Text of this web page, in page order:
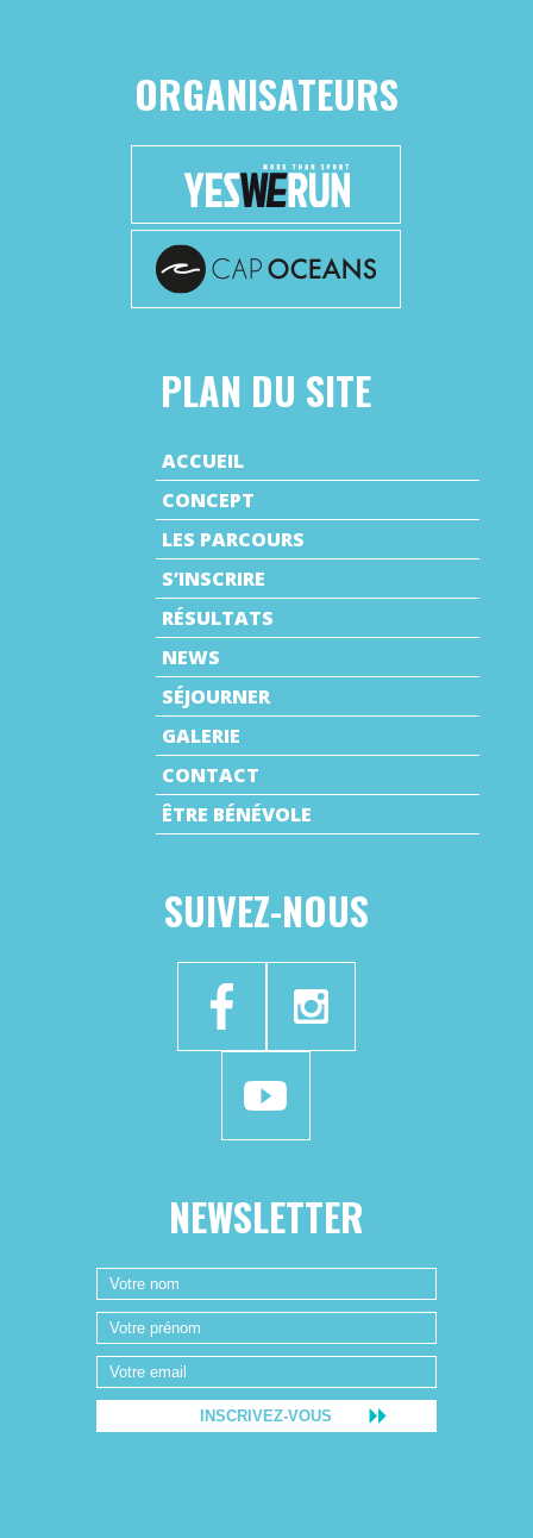
ORGANISATEURS
PLAN DU SITE
ACCUEIL
CONCEPT
LES PARCOURS
S’INSCRIRE
RÉSULTATS
NEWS
SÉJOURNER
GALERIE
CONTACT
ÊTRE BÉNÉVOLE
SUIVEZ-NOUS
NEWSLETTER